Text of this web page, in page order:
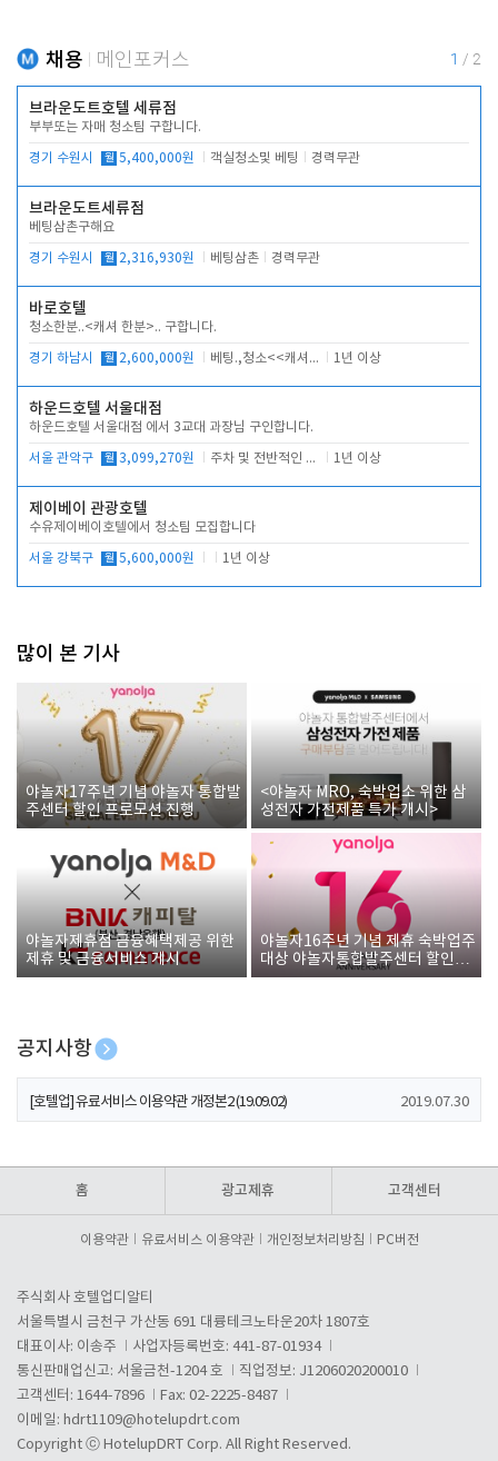
채용 메인포커스 1 / 2
브라운도트호텔 세류점
부부또는 자매 청소팀 구합니다.
경기 수원시 월 5,400,000원 객실청소및 베팅 경력무관
브라운도트세류점
베팅삼촌구해요
경기 수원시 월 2,316,930원 베팅삼촌 경력무관
바로호텔
청소한분..<캐셔 한분>.. 구합니다.
경기 하남시 월 2,600,000원 베팅.,청소<<캐셔 모셔봅니다. 1년 이상
하운드호텔 서울대점
하운드호텔 서울대점 에서 3교대 과장님 구인합니다.
서울 관악구 월 3,099,270원 주차 및 전반적인 당번업무 1년 이상
제이베이 관광호텔
수유제이베이호텔에서 청소팀 모집합니다
서울 강북구 월 5,600,000원 1년 이상
많이 본 기사
야놀자17주년 기념 야놀자 통합발
주센터 할인 프로모션 진행
<야놀자 MRO, 숙박업소 위한 삼
성전자 가전제품 특가 개시>
야놀자제휴점 금융혜택제공 위한
제휴 및 금융서비스 게시
야놀자16주년 기념 제휴 숙박업주
대상 야놀자통합발주센터 할인쿠
폰 증정
공지사항
[호텔업] 개인정보 처리방침 개정본1 (19.09.02)
[호텔업] 유료서비스 이용약관 개정본2 (19.09.02) 2019.07.30
홈 광고제휴 고객센터
이용약관 유료서비스 이용약관 개인정보처리방침 PC버전
주식회사 호텔업디알티
서울특별시 금천구 가산동 691 대륭테크노타운20차 1807호
대표이사: 이송주
사업자등록번호: 441-87-01934
통신판매업신고: 서울금천-1204 호
직업정보: J1206020200010
고객센터: 1644-7896
Fax: 02-2225-8487
이메일: hdrt1109@hotelupdrt.com
Copyright ⓒ HotelupDRT Corp. All Right Reserved.